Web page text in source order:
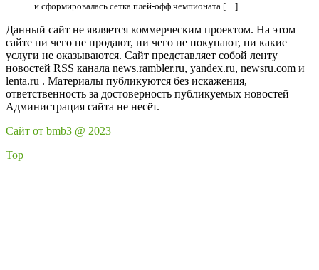
и сформировалась сетка плей-офф чемпионата […]
Данный сайт не является коммерческим проектом. На этом
сайте ни чего не продают, ни чего не покупают, ни какие
услуги не оказываются. Сайт представляет собой ленту
новостей RSS канала news.rambler.ru, yandex.ru, newsru.com и
lenta.ru . Материалы публикуются без искажения,
ответственность за достоверность публикуемых новостей
Администрация сайта не несёт.
Сайт от bmb3 @ 2023
Top